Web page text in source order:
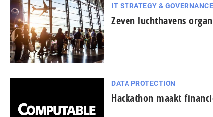
IT STRATEGY & GOVERNANCE
Zeven luchthavens
DATA PROTECTION
Hackathon maakt